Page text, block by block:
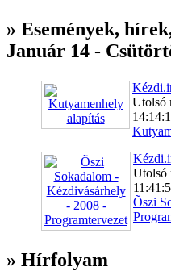
» Események,
Január 14 -
Utolsó
Utolsó
Õszi
» Hírfolyam